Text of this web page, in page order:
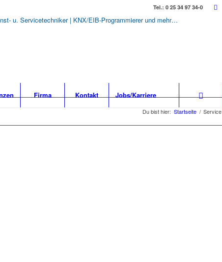
Tel.: 0 25 34 97 34-0
u. Servicetechniker | KNX/EIB-Programmierer und mehr…
Firma Kontakt Jobs/Karriere
Du bist hier: Startseite / Service